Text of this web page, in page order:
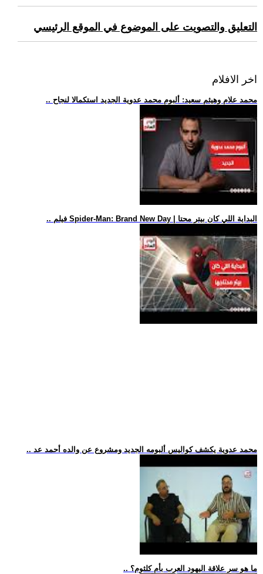
التعليق والتصويت على الموضوع في الموقع الرئيسي
اخر الافلام
.. محمد علام وهيثم سعيد: ألبوم محمد عدوية الجديد استكمالا لنجاح
.. فيلم Spider-Man: Brand New Day | البداية اللي كان بيتر محتا
.. محمد عدوية يكشف كواليس ألبومه الجديد ومشروع عن والده أحمد عد
.. ما هو سر علاقة اليهود العرب بأم كلثوم؟